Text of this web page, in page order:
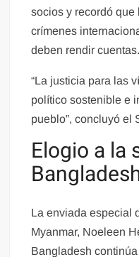
socios y recordó que
crímenes
deben rendir cuentas.
“La justicia para las
político sostenible e
pueblo”, concluyó el
Elogio a la
La enviada especial
Myanmar, Noeleen
Bangladesh